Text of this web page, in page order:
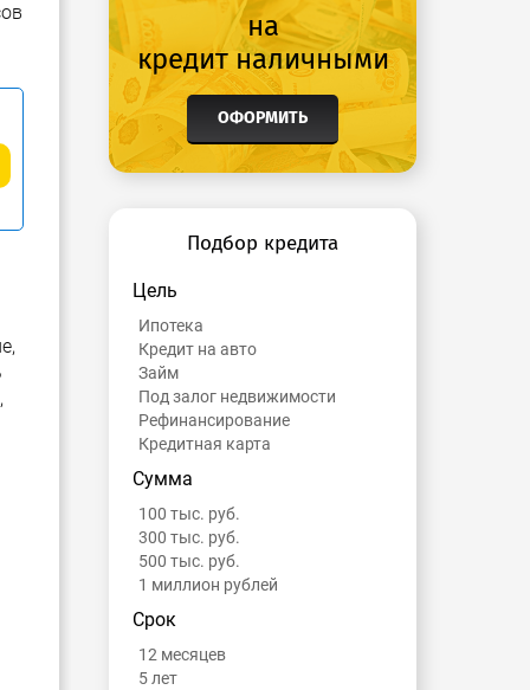
на
кредит наличными
ОФОРМИТЬ
Подбор кредита
Цель
Ипотека
Кредит на авто
Займ
Под залог недвижимости
Рефинансирование
Кредитная карта
Сумма
100 тыс. руб.
300 тыс. руб.
500 тыс. руб.
1 миллион рублей
Срок
12 месяцев
5 лет